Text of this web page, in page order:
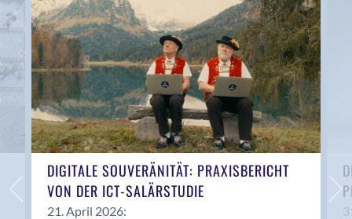
Anwil
Appenzell
Au SG
Baar
Baden
Balsthal
Balzers
Basel
Bassersdorf
Belp
DIGITALE SOUVERÄNITÄT: PRAXISBERICHT
VON DER ICT-SALÄRSTUDIE
21. April 2026: